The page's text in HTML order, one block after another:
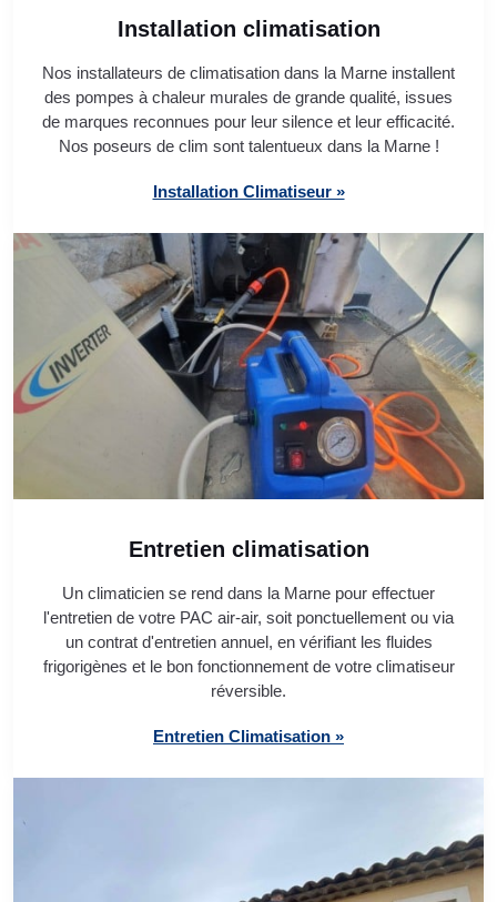
Installation climatisation
Nos installateurs de climatisation dans la Marne installent
des pompes à chaleur murales de grande qualité, issues
de marques reconnues pour leur silence et leur efficacité.
Nos poseurs de clim sont talentueux dans la Marne !
Installation Climatiseur »
Entretien climatisation
Un climaticien se rend dans la Marne pour effectuer
l'entretien de votre PAC air-air, soit ponctuellement ou via
un contrat d'entretien annuel, en vérifiant les fluides
frigorigènes et le bon fonctionnement de votre climatiseur
réversible.
Entretien Climatisation »